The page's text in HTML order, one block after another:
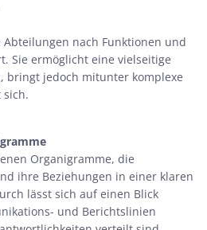
nach Funktionen und
Sie ermöglicht eine vielseitige
bringt jedoch mitunter komplexe
sich.
Organigramme, die
ihre Beziehungen in einer klaren
lässt sich auf einen Blick
und Berichtslinien